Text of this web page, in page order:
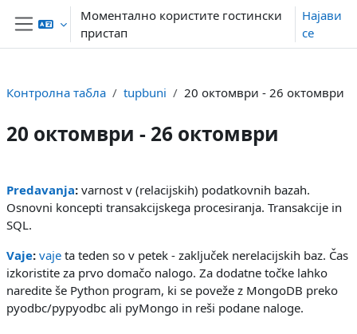
Оди до главна содржина
Страничен панел
Моментално користите гостински
пристап
Најави
се
Контролна табла tupbuni 20 октомври - 26 октомври
20 октомври - 26 октомври
Section outline
Predavanja: varnost v (relacijskih) podatkovnih bazah.
Osnovni koncepti transakcijskega procesiranja. Transakcije in
SQL.
Vaje: vaje ta teden so v petek - zaključek nerelacijskih baz. Čas
izkoristite za prvo domačo nalogo. Za dodatne točke lahko
naredite še Python program, ki se poveže z MongoDB preko
pyodbc/pypyodbc ali pyMongo in reši podane naloge.